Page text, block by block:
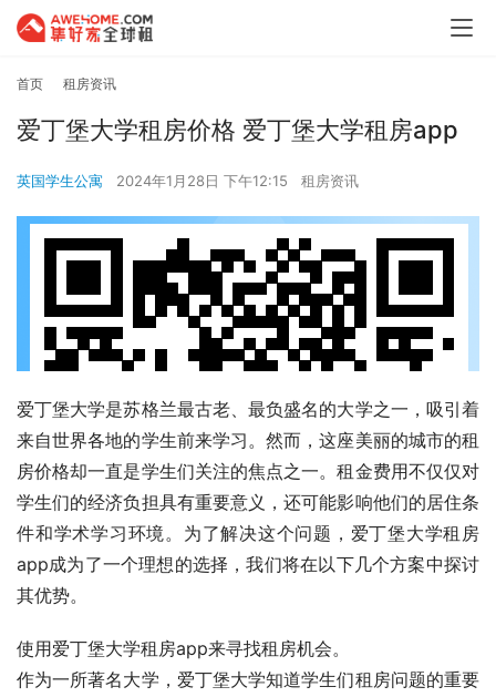
首页 租房资讯
爱丁堡大学租房价格 爱丁堡大学租房app
英国学生公寓 2024年1月28日 下午12:15 租房资讯
爱丁堡大学是苏格兰最古老、最负盛名的大学之一，吸引着
来自世界各地的学生前来学习。然而，这座美丽的城市的租
房价格却一直是学生们关注的焦点之一。租金费用不仅仅对
学生们的经济负担具有重要意义，还可能影响他们的居住条
件和学术学习环境。为了解决这个问题，爱丁堡大学租房
app成为了一个理想的选择，我们将在以下几个方案中探讨
其优势。
使用爱丁堡大学租房app来寻找租房机会。
作为一所著名大学，爱丁堡大学知道学生们租房问题的重要